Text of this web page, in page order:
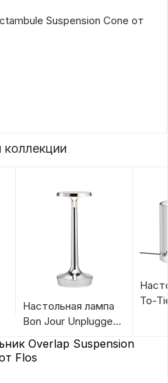
Suspension Cone от
коллекции
Настольная лампа
Bon Jour Unplugged
To-
Overlap Suspension
Flos